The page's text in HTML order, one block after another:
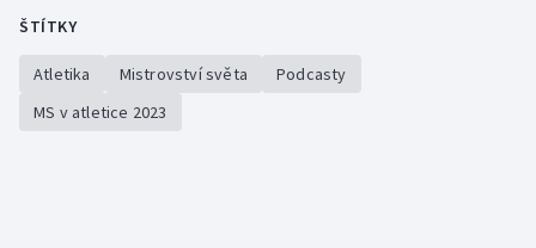
Judo
ŠTÍTKY
Atletika Mistrovství světa
Podcasty
MS v atletice 2023